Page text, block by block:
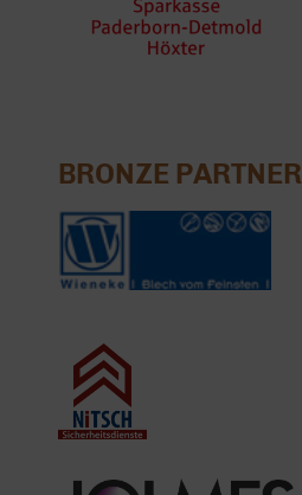
BRONZE PARTNER